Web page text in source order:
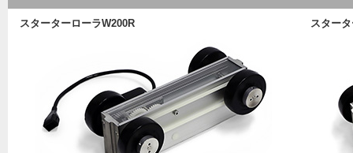
スターターローラW200R スター